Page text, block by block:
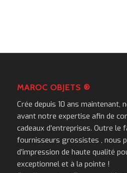
MAROC OBJETS ®
Crée depuis 10 ans maintenant,
avant notre expertise afin de
cadeaux d’entreprises. Outre le
fournisseurs grossistes , nous
d’impression de haute qualité
exceptionnel et à la pointe !